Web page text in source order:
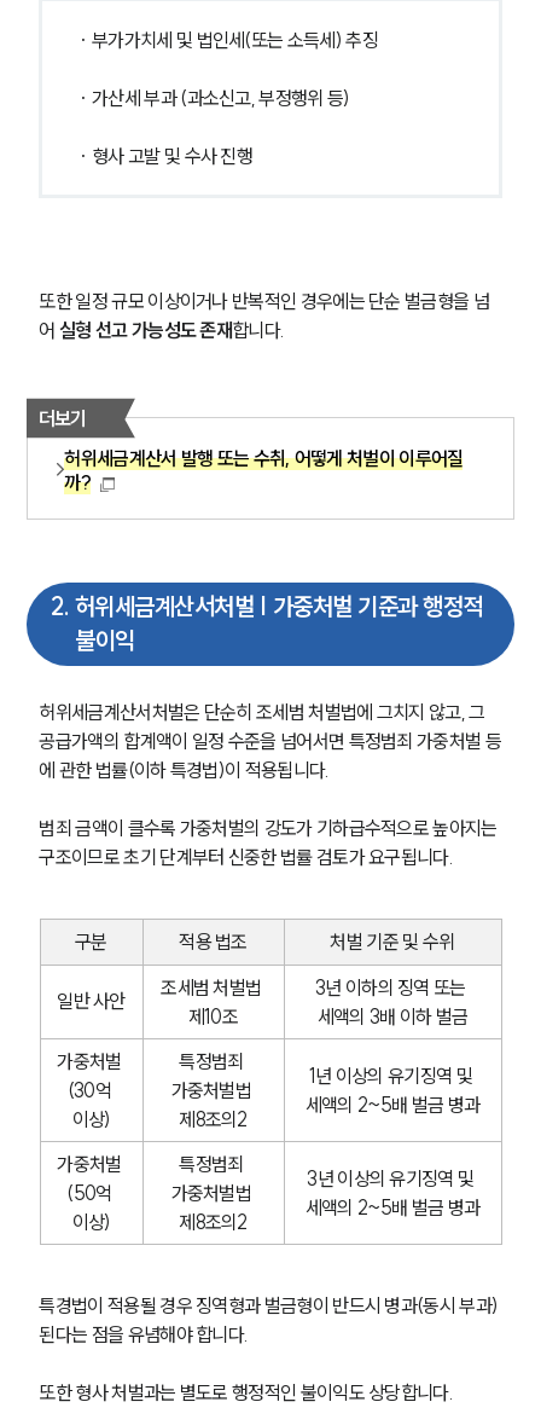
· 부가가치세 및 법인세(또는 소득세) 추징
· 가산세 부과 (과소신고, 부정행위 등)
· 형사 고발 및 수사 진행
또한 일정 규모 이상이거나 반복적인 경우에는 단순 벌금형을 넘
어 실형 선고 가능성도 존재합니다.
더보기
허위세금계산서 발행 또는 수취, 어떻게 처벌이 이루어질
까?
2. 허위세금계산서처벌 | 가중처벌 기준과 행정적
불이익
허위세금계산서처벌은 단순히 조세범 처벌법에 그치지 않고, 그
공급가액의 합계액이 일정 수준을 넘어서면 특정범죄 가중처벌 등
에 관한 법률(이하 특경법)이 적용됩니다.
범죄 금액이 클수록 가중처벌의 강도가 기하급수적으로 높아지는
구조이므로 초기 단계부터 신중한 법률 검토가 요구됩니다.
구분 적용 법조 처벌 기준 및 수위
일반 사안
조세범 처벌법
제10조
3년 이하의 징역 또는
세액의 3배 이하 벌금
가중처벌
(30억
이상)
특정범죄
가중처벌법
제8조의2
1년 이상의 유기징역 및
세액의 2~5배 벌금 병과
가중처벌
(50억
이상)
특정범죄
가중처벌법
제8조의2
3년 이상의 유기징역 및
세액의 2~5배 벌금 병과
특경법이 적용될 경우 징역형과 벌금형이 반드시 병과(동시 부과)
된다는 점을 유념해야 합니다.
또한 형사 처벌과는 별도로 행정적인 불이익도 상당합니다.